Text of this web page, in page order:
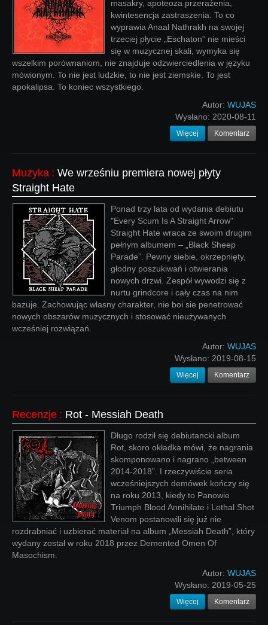
masakry, apoteoza przerażenia,
kwintesencja zastraszenia. To co
wyprawia Anaal Nathrakh na swojej
trzeciej płycie „Eschaton” nie mieści
się w muzycznej skali, wymyka się
wszelkim porównaniom, nie znajduje odzwierciedlenia w języku
mówionym. To nie jest ludzkie, to nie jest ziemskie. To jest
apokalipsa. To koniec wszystkiego.
Autor: WUJAS
Wysłano: 2020-08-11
Więcej Komentarz
Muzyka : We wrześniu premiera nowej płyty
Straight Hate
Ponad trzy lata od wydania debiutu
"Every Scum Is A Straight Arrow"
Straight Hate wraca ze swoim drugim
pełnym albumem – „Black Sheep
Parade”. Pewny siebie, okrzepnięty,
głodny poszukiwań i otwierania
nowych drzwi. Zespół wywodzi się z
nurtu grindcore i cały czas na nim
bazuje. Zachowując własny charakter, nie boi sie penetrować
nowych obszarów muzycznych i stosować nieużywanych
wcześniej rozwiązań.
Autor: WUJAS
Wysłano: 2019-08-15
Więcej Komentarz
Recenzje : Rot - Messiah Death
Długo rodził się debiutancki album
Rot, skoro okładka mówi, że nagrania
skomponowano i nagrano „between
2014-2018”. I rzeczywiście seria
wcześniejszych demówek kończy się
na roku 2013, kiedy to Panowie
Triumph Blood Annihilate i Lethal Shot
Venom postanowili się już nie
rozdrabniać i uzbierać materiał na album „Messiah Death”, który
wydany został w roku 2018 przez Demented Omen Of
Masochism.
Autor: WUJAS
Wysłano: 2019-05-25
Więcej Komentarz